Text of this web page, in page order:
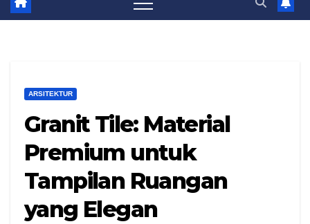
ARSITEKTUR
Granit Tile: Material
Premium untuk
Tampilan Ruangan
yang Elegan